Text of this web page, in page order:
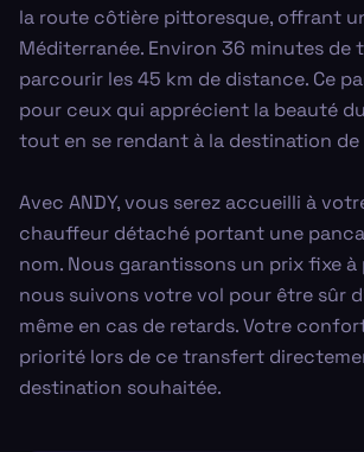
la route côtière pittoresque, offrant
Méditerranée. Environ 36 minutes de
parcourir les 45 km de distance. Ce
pour ceux qui apprécient la beauté
tout en se rendant à la destination
Avec ANDY, vous serez accueilli à
chauffeur détaché portant une
nom. Nous garantissons un prix fixe
nous suivons votre vol pour être sûr
même en cas de retards. Votre
priorité lors de ce transfert
destination souhaitée.